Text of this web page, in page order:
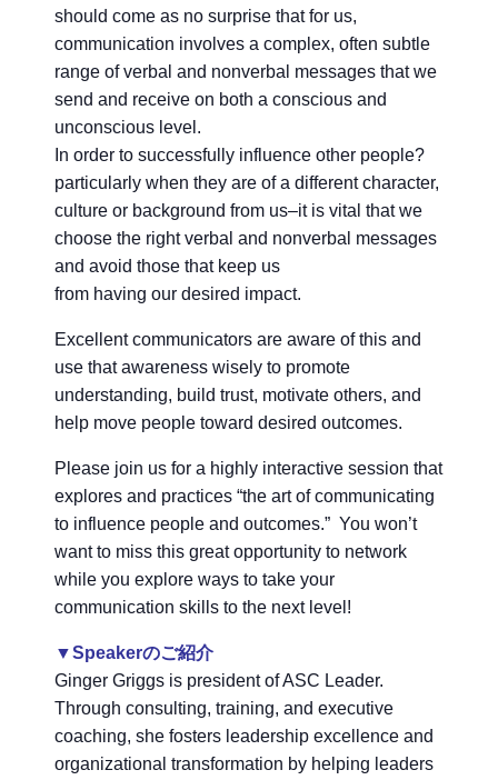
should come as no surprise that for us,
communication involves a complex, often subtle
range of verbal and nonverbal messages that we
send and receive on both a conscious and
unconscious level.
In order to successfully influence other people?
particularly when they are of a different character,
culture or background from us–it is vital that we
choose the right verbal and nonverbal messages
and avoid those that keep us
from having our desired impact.
Excellent communicators are aware of this and
use that awareness wisely to promote
understanding, build trust, motivate others, and
help move people toward desired outcomes.
Please join us for a highly interactive session that
explores and practices “the art of communicating
to influence people and outcomes.” You won’t
want to miss this great opportunity to network
while you explore ways to take your
communication skills to the next level!
▼Speakerのご紹介
Ginger Griggs is president of ASC Leader.
Through consulting, training, and executive
coaching, she fosters leadership excellence and
organizational transformation by helping leaders